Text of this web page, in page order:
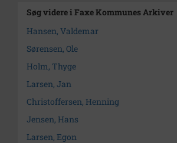
Søg videre i Faxe Kommunes Arkiver
Hansen, Valdemar
Sørensen, Ole
Holm, Thyge
Larsen, Jan
Christoffersen, Henning
Jensen, Hans
Larsen, Egon